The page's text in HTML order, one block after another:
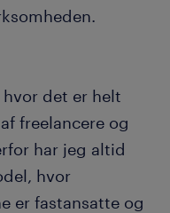
hvor det er helt
freelancere og
har jeg altid
hvor
er fastansatte og